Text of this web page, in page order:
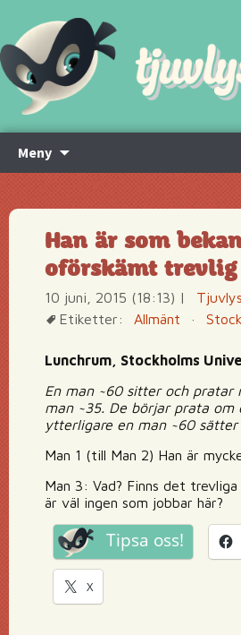
Meny
innehåll
Han är som
oförskämt trevlig
10 juni, 2015 (18:13) |
Etiketter:
Allmänt ·
Lunchrum, Stockholms
En man ~60 sitter och pratar
man ~35. De börjar prata om
ytterligare en man ~60
Man 1 (till Man 2) Han är
Man 3: Vad? Finns det trevliga
är väl ingen som jobbar här?
Tipsa oss!
X